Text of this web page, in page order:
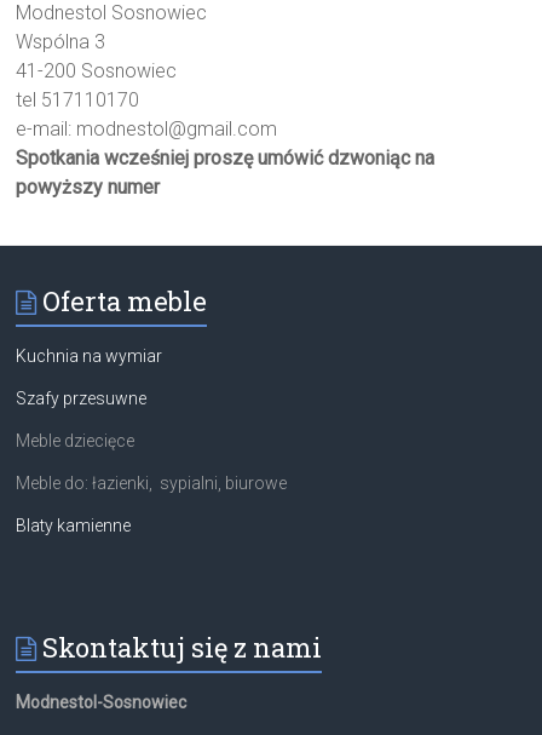
Modnestol Sosnowiec
Wspólna 3
41-200 Sosnowiec
tel 517110170
e-mail: modnestol@gmail.com
Spotkania wcześniej proszę umówić dzwoniąc na
powyższy numer
Oferta meble
Kuchnia na wymiar
Szafy przesuwne
Meble dziecięce
Meble do: łazienki, sypialni, biurowe
Blaty kamienne
Skontaktuj się z nami
Modnestol-Sosnowiec